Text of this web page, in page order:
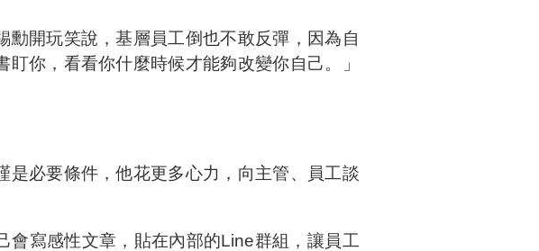
開玩笑說，基層員工倒也不敢反彈，因為自
你，看看你什麼時候才能夠改變你自己。」
必要條件，他花更多心力，向主管、員工談
會寫感性文章，貼在內部的Line群組，讓員工